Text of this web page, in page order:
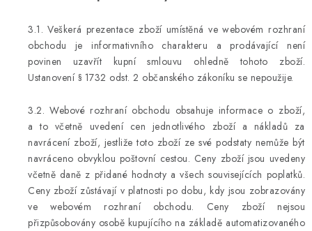
3.1. Veškerá prezentace zboží umístěná ve webovém rozhraní
obchodu je informativního charakteru a prodávající není
povinen uzavřít kupní smlouvu ohledně tohoto zboží.
Ustanovení § 1732 odst. 2 občanského zákoníku se nepoužije.
3.2. Webové rozhraní obchodu obsahuje informace o zboží,
a to včetně uvedení cen jednotlivého zboží a nákladů za
navrácení zboží, jestliže toto zboží ze své podstaty nemůže být
navráceno obvyklou poštovní cestou. Ceny zboží jsou uvedeny
včetně daně z přidané hodnoty a všech souvisejících poplatků.
Ceny zboží zůstávají v platnosti po dobu, kdy jsou zobrazovány
ve webovém rozhraní obchodu. Ceny zboží nejsou
přizpůsobovány osobě kupujícího na základě automatizovaného